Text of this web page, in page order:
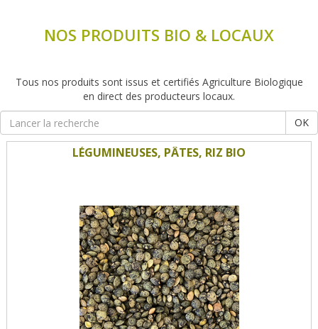
NOS PRODUITS BIO & LOCAUX
Tous nos produits sont issus et certifiés Agriculture Biologique
en direct des producteurs locaux.
OK
LÉGUMINEUSES, PÂTES, RIZ BIO